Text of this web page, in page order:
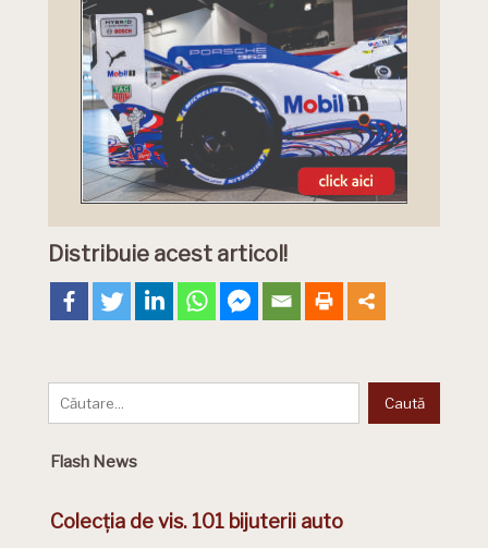
Distribuie acest articol!
Flash News
Colecția de vis. 101 bijuterii auto